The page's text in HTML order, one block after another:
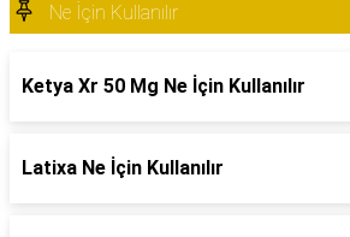
Ne İçin Kullanılır
Ketya Xr 50 Mg Ne İçin Kullanılır
Latixa Ne İçin Kullanılır